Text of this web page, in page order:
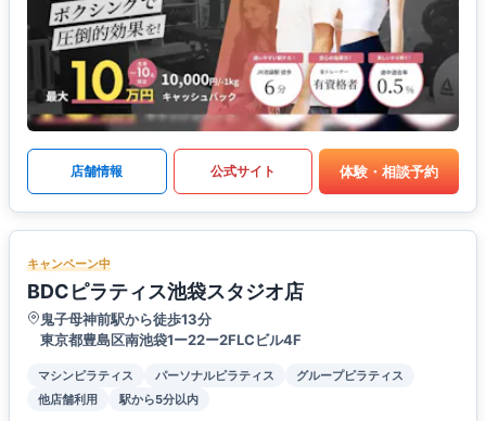
店舗情報 公式サイト 体験・相談予約
キャンペーン中
BDCピラティス池袋スタジオ店
鬼子母神前駅から徒歩13分
東京都豊島区南池袋1ー22ー2FLCビル4F
マシンピラティス パーソナルピラティス
グループピラティス
他店舗利用
駅から5分以内